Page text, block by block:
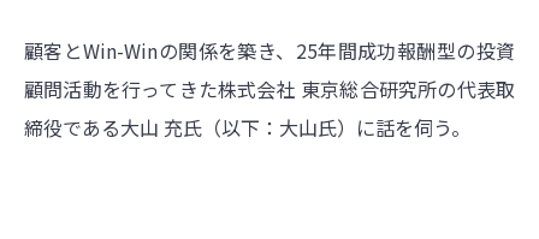
顧客とWin-Winの関係を築き、25年間成功報酬型の投資
顧問活動を行ってきた株式会社 東京総合研究所の代表取
締役である大山 充氏（以下：大山氏）に話を伺う。